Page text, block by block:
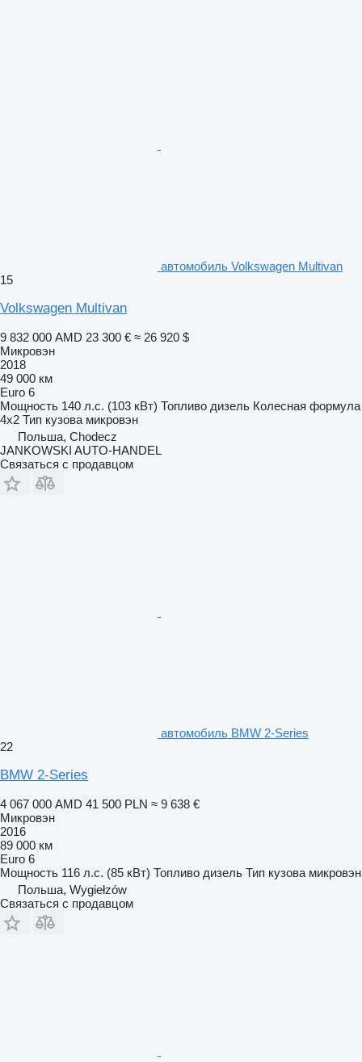
автомобиль Volkswagen Multivan
15
Volkswagen Multivan
9 832 000 AMD 23 300 € ≈ 26 920 $
Микровэн
2018
49 000 км
Euro 6
Мощность 140 л.с. (103 кВт) Топливо дизель Колесная формула
4x2 Тип кузова микровэн
Польша, Chodecz
JANKOWSKI AUTO-HANDEL
Связаться с продавцом
автомобиль BMW 2-Series
22
BMW 2-Series
4 067 000 AMD 41 500 PLN ≈ 9 638 €
Микровэн
2016
89 000 км
Euro 6
Мощность 116 л.с. (85 кВт) Топливо дизель Тип кузова микровэн
Польша, Wygiełzów
Связаться с продавцом